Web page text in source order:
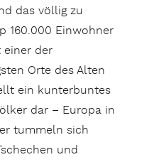
das völlig zu
160.000 Einwohner
einer der
Orte des Alten
ein kunterbuntes
dar – Europa in
tummeln sich
und